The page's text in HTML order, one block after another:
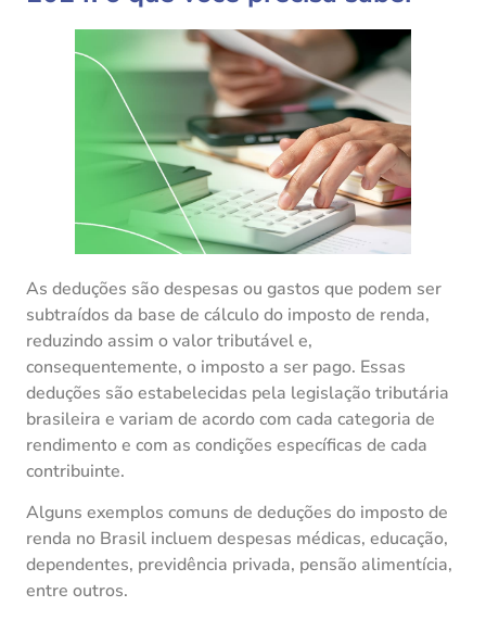
As deduções são despesas ou gastos que podem ser
subtraídos da base de cálculo do imposto de renda,
reduzindo assim o valor tributável e,
consequentemente, o imposto a ser pago. Essas
deduções são estabelecidas pela legislação tributária
brasileira e variam de acordo com cada categoria de
rendimento e com as condições específicas de cada
contribuinte.
Alguns exemplos comuns de deduções do imposto de
renda no Brasil incluem despesas médicas, educação,
dependentes, previdência privada, pensão alimentícia,
entre outros.